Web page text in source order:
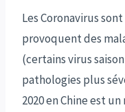
Les Coronavirus
provoquent des
(certains virus
pathologies plus
2020 en Chine est